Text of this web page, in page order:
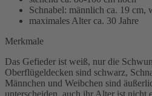
Schnabel: männlich ca. 19 cm,
maximales Alter ca. 30 Jahre
Merkmale
Das Gefieder ist weiß, nur die
Oberflügeldecken sind schwarz,
Männchen und Weibchen sind